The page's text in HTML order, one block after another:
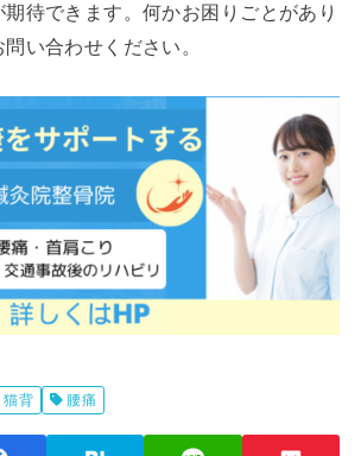
待できます。何かお困りごとがあり
い合わせください。
猫背 腰痛